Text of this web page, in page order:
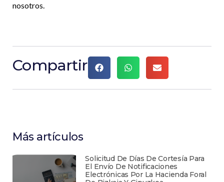
nosotros.​
Compartir
Más artículos
Solicitud De Días De Cortesía Para
El Envío De Notificaciones
Electrónicas Por La Hacienda Foral